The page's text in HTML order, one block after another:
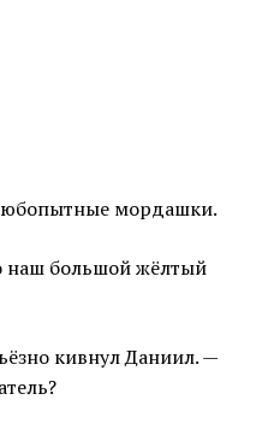
мордашки.
наш большой жёлтый
кивнул Даниил. —